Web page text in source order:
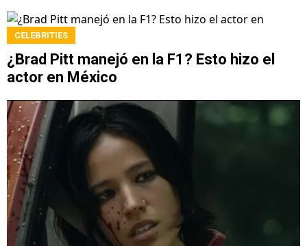
CELEBRITIES
¿Brad Pitt manejó en la F1? Esto hizo el
actor en México